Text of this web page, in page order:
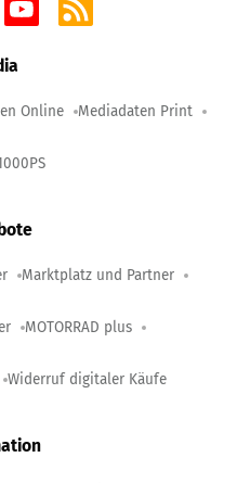
Online Mediadaten Print
Marktplatz und Partner
MOTORRAD plus
Widerruf digitaler Käufe